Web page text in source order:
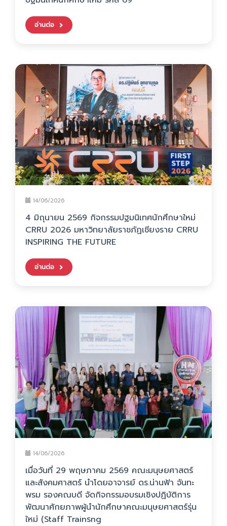
อ่านต่อ
14/06/2026
4 มิถุนายน 2569 กิจกรรมปฐมนิเทศนักศึกษาใหม่
CRRU 2026 มหาวิทยาลัยราชภัฏเชียงราย CRRU
INSPIRING THE FUTURE
อ่านต่อ
14/06/2026
เมื่อวันที่ 29 พฤษภาคม 2569 คณะมนุษยศาสตร์
และสังคมศาสตร์ นำโดยอาจารย์ ดร.น่านฟ้า จันทะ
พรม รองคณบดี จัดกิจกรรมอบรมเชิงปฏิบัติการ
พัฒนาศักยภาพผู้นำนักศึกษาคณะมนุษยศาสตร์รุ่น
ใหม่ (Staff Trainรng